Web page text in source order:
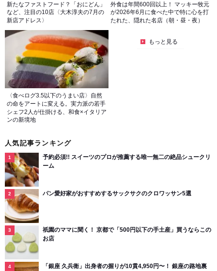
新たなファストフード？「おにどん」
など、注目の10店〈大木淳夫の7月の
新店アドレス〉
外食は年間600回以上！ マッキー牧元
が2026年6月に食べた中で特に心を打
たれた、隠れた名店（朝・昼・夜）
〈食べログ3.5以下のうまい店〉自然
の命をアートに変える。実力派の若手
シェフ2人が仕掛ける、和食×イタリア
ンの新境地
もっと見る
人気記事ランキング
予約必須!! スイーツのプロが推薦する唯一無二の絶品シュークリ
ーム
パン愛好家がおすすめするサックサクのクロワッサン5選
祇園のママに聞く！ 京都で「500円以下の手土産」買うならこの
お店
「銀座 久兵衛」出身者の握りが10貫4,950円〜！ 銀座の路地裏